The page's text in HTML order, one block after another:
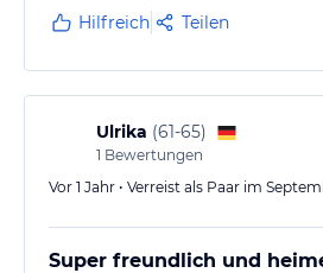
Bereich. Die Gastgeberin
Familie hat sich sehr rührend um
gekümmert. Das Haus ist
gelegen, wir konnten mit den
Haus fahren.
Hilfreich Teilen
Ulrika (61-65)
1 Bewertungen
Vor 1 Jahr • Verreist als Paar im
Super freundlich und